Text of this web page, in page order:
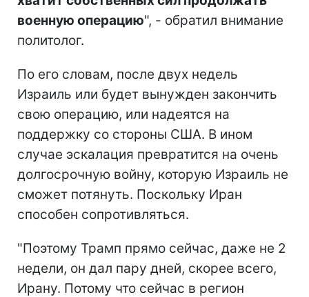
военную операцию", - обратил внимание
политолог.
По его словам, после двух недель
Израиль или будет вынужден закончить
свою операцию, или надеятся на
поддержку со стороны США. В ином
случае эскалация превратится на очень
долгосрочную войну, которую Израиль не
сможет потянуть. Поскольку Иран
способен сопротивляться.
"Поэтому Трамп прямо сейчас, даже не 2
недели, он дал пару дней, скорее всего,
Ирану. Потому что сейчас в регион